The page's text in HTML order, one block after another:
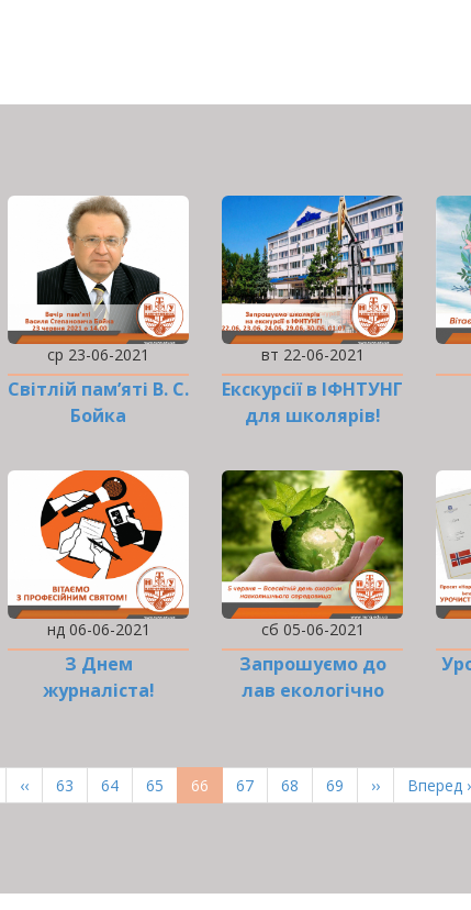
ср 23-06-2021
Cвітлій пам’яті В. С.
Бойка
вт 22-06-2021
Екскурсії в ІФНТУНГ
для школярів!
нд 06-06-2021
З Днем
журналіста!
сб 05-06-2021
Запрошуємо до
лав екологічно
Попередня
сторінка
‹‹ Page
63 Page
64 Page
65
Поточна
сторінка
66 Page
67 Page
68 Page
69
Наступна
сторінка
››
Остання
сторінка
Вперед